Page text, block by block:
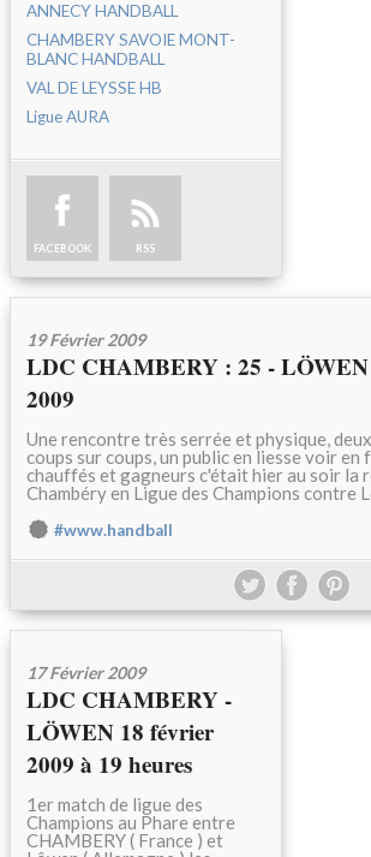
ANNECY HANDBALL
CHAMBERY SAVOIE MONT-
BLANC HANDBALL
VAL DE LEYSSE HB
Ligue AURA
FACEBOOK RSS
19 Février 2009
LDC CHAMBERY : 25 - LÖWEN
2009
Une rencontre très serrée et physique,
coups sur coups, un public en liesse voir en
chauffés et gagneurs c'était hier au soir la
Chambéry en Ligue des Champions contre
#www.handball
17 Février 2009
LDC CHAMBERY -
LÖWEN 18 février
2009 à 19 heures
1er match de ligue des
Champions au Phare entre
CHAMBERY ( France ) et